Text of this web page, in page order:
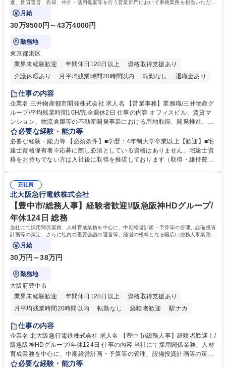
進、賃貸運営、売却、仲介・活用提案等を行う営業部門において事務業務を担当いただき
ます。
月給
30万9500円～43万4000円
勤務地
東京都港区
業界未経験歓迎
年間休日120日以上
資格取得支援あり
介護休暇あり
月平均残業時間20時間以内 転勤なし
退職金あり
在宅OK
賞与あり
駅近5分以内
土日祝休み 寮・社宅あり
仕事の内容
企業名 三井物産都市開発株式会社 求人名 【営業事務】業務職/三井物産グ
ループ/平均残業時間10H/完全週休2日 仕事の内容 オフィスビル、賃貸マ
ンション、物流倉庫等の不動産開発事業における用地取得、開発推進、賃
貸運営、売却、仲介・活用提案等を行う営業部門において事務業務を担当
いただきます。 【詳細】・契約書管理、契約書製本、捺印対応、ファイリ
ング、登記簿取得、調書取得・支払業務（各種費用支払、支払管理、請
求・支払データ登録、取引先マスター申請対応）・予算作成及び予実管
の他に担当頂く業務が発生する場合があります。 募集職種 【営業事務】
業務職/三井物産グループ/平均残業時間10H/完全週休2日
必要な経験・能力等
必要な経験・能力等 【必須条件】■学歴：4年制大学卒業以上【歓迎】■宅
建士資格保有者※応募に際し必須としている資格はありません。宅建士資
格をお持ちでない方は入社後に取得を推奨しております（取得・維持費用
ション力がある方。 ・チャレンジを厭わず、粘り強く業務に取り組める
方。多様な関係者と謙虚に信頼関係を構築でき、期限を意識したスケジュ
ール管理が出来る方。※将来的に他部署（営業部門、コーポレート部門）
へのジョブローテーションの可能性があります。 学歴・資格 学歴：大学
院 大学 語学力： 資格：宅地建物取引士
正社員
北大阪急行電鉄株式会社
【豊中市/総務人事】経験者歓迎!/阪急阪神HDグループ/
年休124日 総務
当社にて採用関係業務、人材育成業務を中心に、中期経営計画・予算等の管理、設備投資
計画等の策定、さらに社内の重要会議の運営等、経営の根幹となる幅広い総務人事業務全
般を担当していただきます。
月給
30万円～38万円
勤務地
大阪府豊中市
業界未経験歓迎
年間休日120日以上
資格取得支援あり
月平均残業時間20時間以内
転勤なし 経験者歓迎
駅ナカ
退職金あり
土日祝休み
服装自由 昼食補助あり 食事補助あり
仕事の内容
企業名 北大阪急行電鉄株式会社 求人名 【豊中市/総務人事】経験者歓迎！/
阪急阪神HDグループ/年休124日 仕事の内容 当社にて採用関係業務、人材
育成業務を中心に、中期経営計画・予算等の管理、設備投資計画等の策
定、さらに社内の重要会議の運営等、経営の根幹となる幅広い総務人事業
必要な経験・能力等